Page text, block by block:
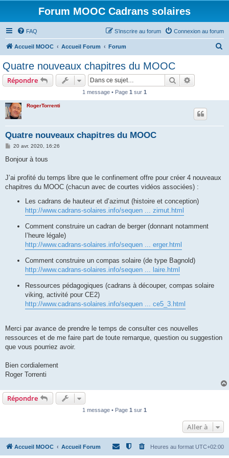
Forum MOOC Cadrans solaires
FAQ Connexion au forum
S’inscrire au forum
Accueil MOOC Accueil Forum Forum
Quatre nouveaux chapitres du MOOC
Répondre Rechercher
1 message • Page 1 sur 1
RogerTorrenti
Quatre nouveaux chapitres du MOOC
M
s
g
20 avr. 2020, 16:26
Bonjour à tous
J’ai profité du temps libre que le confinement offre pour créer 4 nouveaux
chapitres du MOOC (chacun avec de courtes vidéos associées) :
Les cadrans de hauteur et d’azimut (histoire et conception)
http://www.cadrans-solaires.info/sequen ... zimut.html
Comment construire un cadran de berger (donnant notamment
l’heure légale)
http://www.cadrans-solaires.info/sequen ... erger.html
Comment construire un compas solaire (de type Bagnold)
http://www.cadrans-solaires.info/sequen ... laire.html
Ressources pédagogiques (cadrans à découper, compas solaire
viking, activité pour CE2)
http://www.cadrans-solaires.info/sequen ... ce5_3.html
Merci par avance de prendre le temps de consulter ces nouvelles
ressources et de me faire part de toute remarque, question ou suggestion
que vous pourriez avoir.
Bien cordialement
Roger Torrenti
Répondre
1 message • Page 1 sur 1
Aller à
Accueil MOOC Accueil Forum Heures au format UTC+02:00